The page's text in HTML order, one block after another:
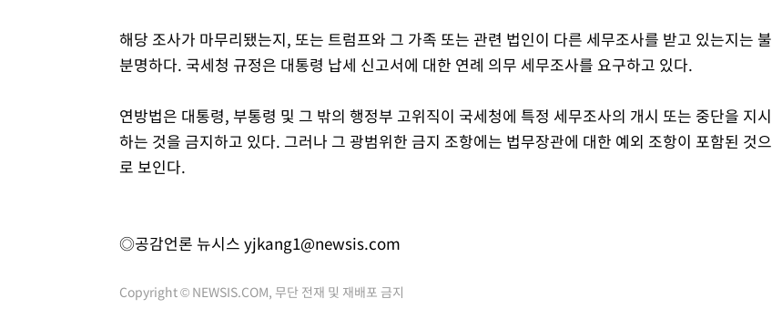
해당 조사가 마무리됐는지, 또는 트럼프와 그 가족 또는 관련 법인이 다른 세무조사를 받고 있는지는 불
분명하다. 국세청 규정은 대통령 납세 신고서에 대한 연례 의무 세무조사를 요구하고 있다.
연방법은 대통령, 부통령 및 그 밖의 행정부 고위직이 국세청에 특정 세무조사의 개시 또는 중단을 지시
하는 것을 금지하고 있다. 그러나 그 광범위한 금지 조항에는 법무장관에 대한 예외 조항이 포함된 것으
로 보인다.
◎공감언론 뉴시스 yjkang1@newsis.com
Copyright © NEWSIS.COM, 무단 전재 및 재배포 금지